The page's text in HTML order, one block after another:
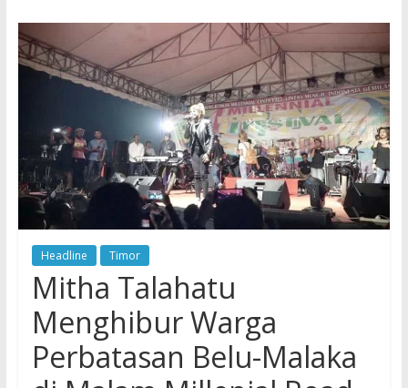
Headline Timor
Mitha Talahatu
Menghibur Warga
Perbatasan Belu-Malaka